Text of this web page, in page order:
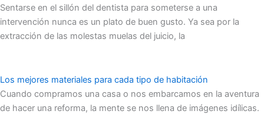
Sentarse en el sillón del dentista para someterse a una
intervención nunca es un plato de buen gusto. Ya sea por la
extracción de las molestas muelas del juicio, la
Los mejores materiales para cada tipo de habitación
Cuando compramos una casa o nos embarcamos en la aventura
de hacer una reforma, la mente se nos llena de imágenes idílicas.